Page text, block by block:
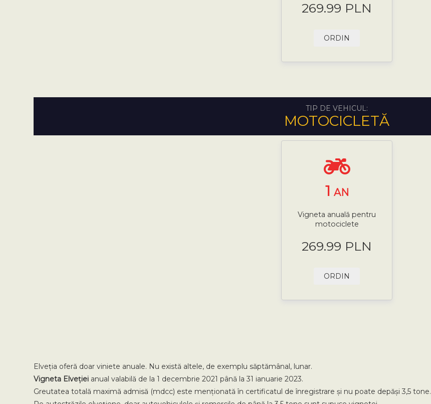
269.99 PLN
ORDIN
TIP DE VEHICUL:
MOTOCICLETĂ
1 AN
Vigneta anuală pentru
motociclete
269.99 PLN
ORDIN
Elveția oferă doar viniete anuale. Nu există altele, de exemplu săptămânal, lunar.
Vigneta Elveției anual valabilă de la 1 decembrie 2021 până la 31 ianuarie 2023.
Greutatea totală maximă admisă (mdcc) este menționată în certificatul de înregistrare și nu poate depăși 3,5 tone.